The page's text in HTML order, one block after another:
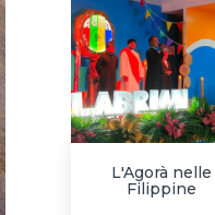
L'Agorà nelle
Filippine